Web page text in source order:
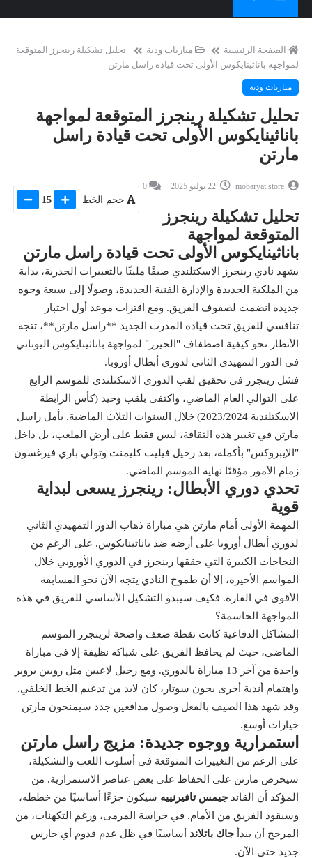
الصفحة الرئيسية مباريات ودية
تحليل تشكيلة رينجرز المتوقعة
لمواجهة باناثينايكوس الأولى تحت قيادة راسل مارتن
مباريات ودية
تحليل تشكيلة رينجرز المتوقعة لمواجهة
باناثينايكوس الأولى تحت قيادة راسل
مارتن
mobaryat.store
0
حجم الخط 15
تحليل تشكيلة رينجرز
المتوقعة لمواجهة
باناثينايكوس الأولى تحت قيادة راسل مارتن
يشهد نادي رينجرز الاسكتلندي صيفًا مليئًا بالتغييرات الجذرية، بداية
من الملكية الجديدة والإدارة الفنية الجديدة، وصولًا إلى سبعة وجوه
جديدة انضمت لصفوف الفريق. ومع اقتراب موعد أول اختبار
تنافسي للفريق تحت قيادة المدرب الجديد **راسل مارتن**، تتجه
الأنظار نحو كيفية اصطفاف "الجيرز" لمواجهة باناثينايكوس اليوناني
في الدور التمهيدي الثاني لدوري أبطال أوروبا.
فشل رينجرز في تحقيق لقب الدوري الاسكتلندي للموسم الرابع
على التوالي العام الماضي، واكتفى بلقب وحيد (كأس الرابطة
الاسكتلندية 2023/2024) خلال السنوات الثلاث الماضية. يأمل راسل
مارتن في تغيير هذه الثقافة، ليس فقط على أرض الملعب، بل داخل
"الإيبروكس" بأكمله، بعد رحيل فيليب كليمنت وتولي باري فيرغسون
زمام الأمور مؤقتًا نهاية الموسم الماضي.
تحدي دوري الأبطال: رينجرز يسعى لبداية
قوية
المهمة الأولى أمام مارتن هي مباراة ذهاب الدور التمهيدي الثاني
لدوري أبطال أوروبا على أرضه ضد باناثينايكوس. على الرغم من
النجاحات الكبيرة التي حققها رينجرز في الدوري الأوروبي خلال
المواسم الأخيرة، إلا أن طموح النادي يتجه الآن نحو المسابقة
الأقوى في القارة. فكيف سيبدو التشكيل الأساسي للفريق في هذه
المواجهة الحاسمة؟
المشاكل الدفاعية كانت نقطة ضعف واضحة لرينجرز الموسم
الماضي، حيث لم يحافظ الفريق على شباكه نظيفة إلا في مباراة
واحدة من آخر 13 مباراة بالدوري. ومع رحيل لاعبين مثل روبين بروبر
واهتمام أندية أخرى بجون سوتار، كان لابد من تدعيم الخط الخلفي.
وقد شهد هذا الصيف بالفعل وصول مدافعين جدد سيمنحون مارتن
خيارات أوسع.
استمرارية ووجوه جديدة: مزيج راسل مارتن
على الرغم من التغييرات المتوقعة في أسلوب اللعب والتشكيلة،
سيحرص مارتن على الحفاظ على بعض عناصر الاستمرارية. من
المؤكد أن القائد جيمس تافيرنييه سيكون جزءًا أساسيًا من خططه،
وسيقود الفريق من الأمام. في حراسة المرمى، ورغم التكهنات، من
المرجح أن يبدأ جاك باتلاند أساسيًا في ظل عدم قدوم أي حارس
جديد حتى الآن.